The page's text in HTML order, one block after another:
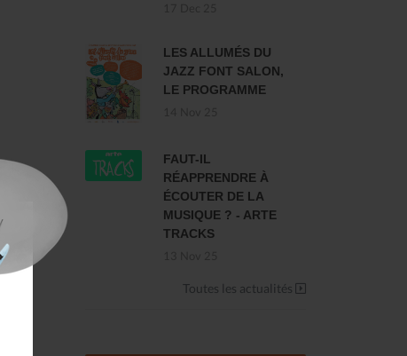
LES ALLUMÉS DU
JAZZ FONT SALON,
LE PROGRAMME
FAUT-IL
RÉAPPRENDRE À
ÉCOUTER DE LA
MUSIQUE ? - ARTE
TRACKS
Toutes les actualités